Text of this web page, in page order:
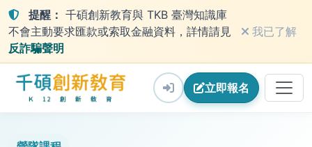
提醒： 千碩創新教育與 TKB 臺灣知識庫
不會主動要求匯款或索取金融資料，詳情請見
反詐騙聲明
我已了解
立即報名